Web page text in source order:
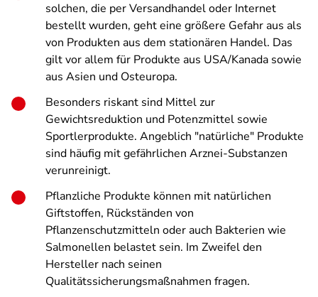
solchen, die per Versandhandel oder Internet
bestellt wurden, geht eine größere Gefahr aus als
von Produkten aus dem stationären Handel. Das
gilt vor allem für Produkte aus USA/Kanada sowie
aus Asien und Osteuropa.
Besonders riskant sind Mittel zur
Gewichtsreduktion und Potenzmittel sowie
Sportlerprodukte. Angeblich "natürliche" Produkte
sind häufig mit gefährlichen Arznei-Substanzen
verunreinigt.
Pflanzliche Produkte können mit natürlichen
Giftstoffen, Rückständen von
Pflanzenschutzmitteln oder auch Bakterien wie
Salmonellen belastet sein. Im Zweifel den
Hersteller nach seinen
Qualitätssicherungsmaßnahmen fragen.